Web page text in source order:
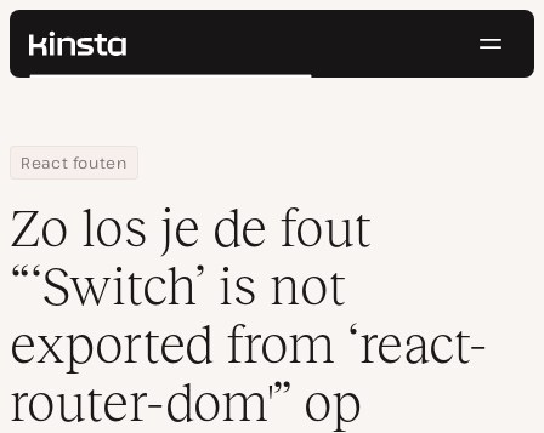
Kinsta®
Prijzen
Contact
Zoeken
Home
Hulpbronnen
Blog
React fouten
Zo los je de fout “‘Switch’ is not exported from ‘react-router-
Zo los je de fout
“‘Switch’ is not
exported from ‘react-
router-dom'” op